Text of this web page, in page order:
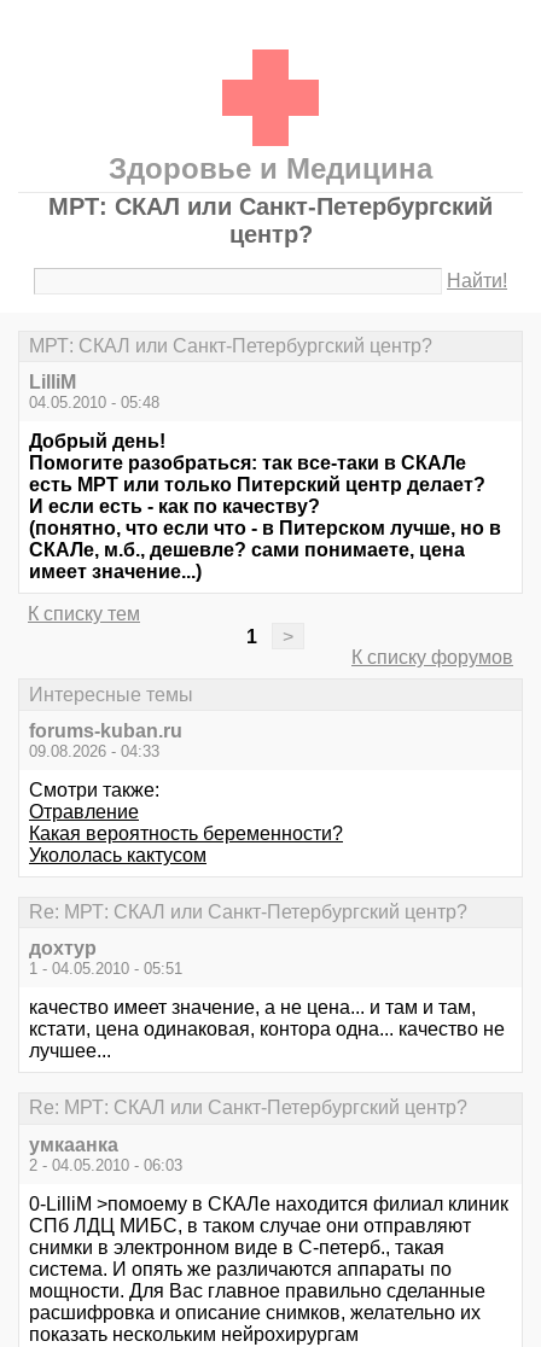
Здоровье и Медицина
МРТ: СКАЛ или Санкт-Петербургский
центр?
Найти!
МРТ: СКАЛ или Санкт-Петербургский центр?
LilliM
04.05.2010 - 05:48
Добрый день!
Помогите разобраться: так все-таки в СКАЛе
есть МРТ или только Питерский центр делает?
И если есть - как по качеству?
(понятно, что если что - в Питерском лучше, но в
СКАЛе, м.б., дешевле? сами понимаете, цена
имеет значение...)
К списку тем
1
>
К списку форумов
Интересные темы
forums-kuban.ru
09.08.2026 - 04:33
Смотри также:
Отравление
Какая вероятность беременности?
Укололась кактусом
Re: МРТ: СКАЛ или Санкт-Петербургский центр?
дохтур
1 - 04.05.2010 - 05:51
качество имеет значение, а не цена... и там и там,
кстати, цена одинаковая, контора одна... качество не
лучшее...
Re: МРТ: СКАЛ или Санкт-Петербургский центр?
умкаанка
2 - 04.05.2010 - 06:03
0-LilliM >помоему в СКАЛе находится филиал клиник
СПб ЛДЦ МИБС, в таком случае они отправляют
снимки в электронном виде в С-петерб., такая
система. И опять же различаются аппараты по
мощности. Для Вас главное правильно сделанные
расшифровка и описание снимков, желательно их
показать нескольким нейрохирургам